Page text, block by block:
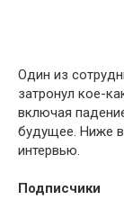
Один из
затронул кое-
включая
будущее. Ниже
интервью.
Подписчики